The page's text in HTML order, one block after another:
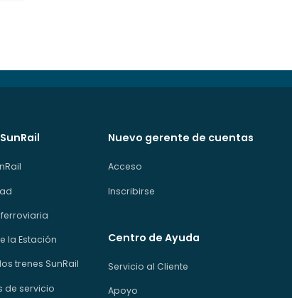
la Estación
trenes SunRail
de servicio
Nuevo gerente de cuentas
Acceso
Inscribirse
Centro de Ayuda
Servicio al Cliente
Apoyo